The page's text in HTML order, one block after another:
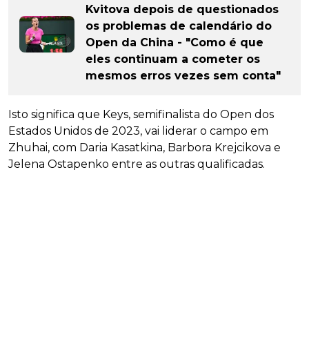
Kvitova depois de questionados
os problemas de calendário do
Open da China - "Como é que
eles continuam a cometer os
mesmos erros vezes sem conta"
Isto significa que Keys, semifinalista do Open dos
Estados Unidos de 2023, vai liderar o campo em
Zhuhai, com Daria Kasatkina, Barbora Krejcikova e
Jelena Ostapenko entre as outras qualificadas.